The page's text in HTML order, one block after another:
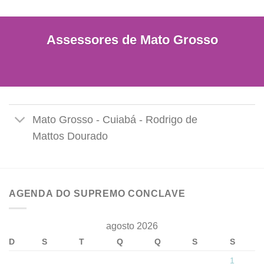
Assessores de Mato Grosso
Mato Grosso - Cuiabá - Rodrigo de
Mattos Dourado
AGENDA DO SUPREMO CONCLAVE
agosto 2026
D S T Q Q S
S
1